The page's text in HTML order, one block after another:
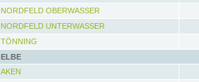
NORDFELD OBERWASSER
NORDFELD UNTERWASSER
TÖNNING
ELBE
AKEN